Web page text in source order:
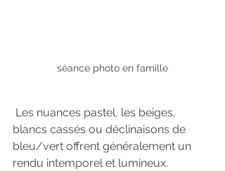
séance photo en famille
blancs cassés ou déclinaisons de
bleu/vert offrent généralement un
rendu intemporel et lumineux.